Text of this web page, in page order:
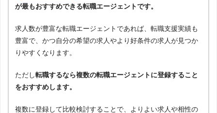
が最もおすすめできる転職エージェントです。
求人数が豊富な転職エージェントであれば、転職支援実績も
豊富で、かつ自分の希望の求人やより好条件の求人が見つか
りやすくなります。
ただし転職するなら複数の転職エージェントに登録すること
をおすすめします。
複数に登録して比較検討することで、よりよい求人や相性の